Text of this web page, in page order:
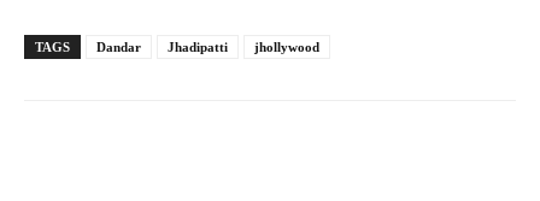
TAGS Dandar Jhadipatti jhollywood